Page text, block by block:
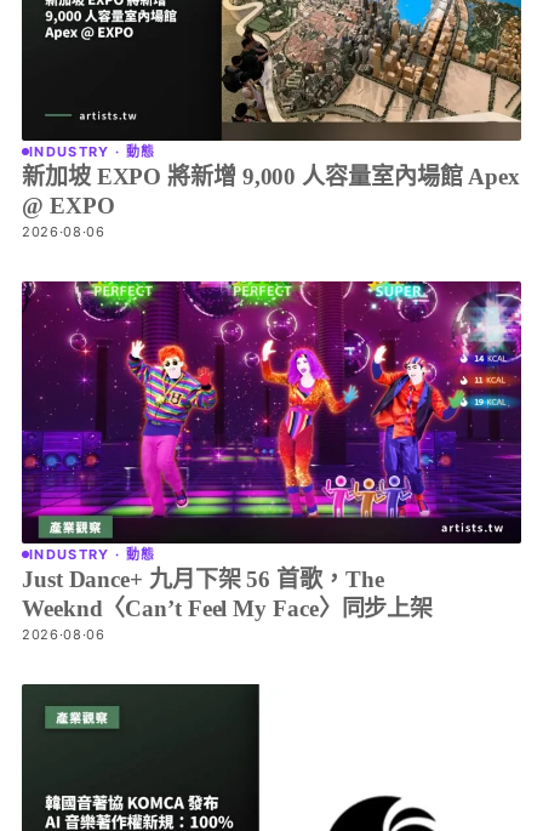
INDUSTRY · 動態
新加坡 EXPO 將新增 9,000 人容量室內場館 Apex
@ EXPO
2026·08·06
INDUSTRY · 動態
Just Dance+ 九月下架 56 首歌，The
Weeknd〈Can’t Feel My Face〉同步上架
2026·08·06